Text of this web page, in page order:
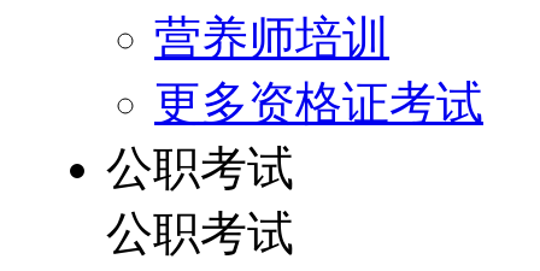
营养师培训
更多资格证考试
公职考试
公职考试